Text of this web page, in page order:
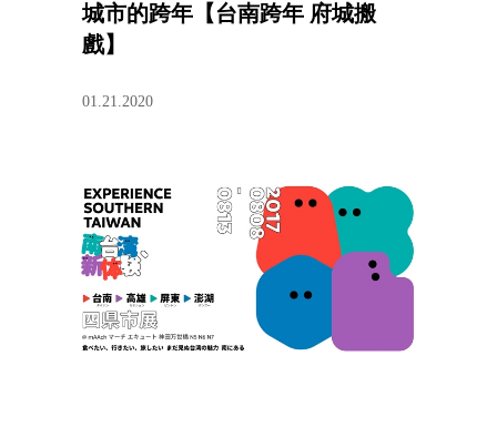
城市的跨年【台南跨年 府城搬
戲】
01.21.2020